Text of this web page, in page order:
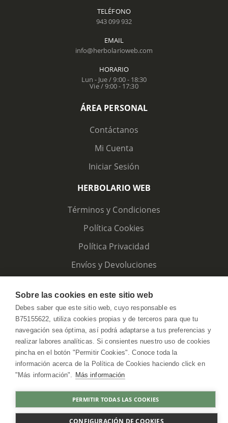
COMPRAR
TELÉFONO
943 099 932
EMAIL
info@herbolarioweb.com
HORARIO
Lun - Jue / 9:00 - 18:30
Vie / 9:00 - 17:30
ÁREA PERSONAL
Contáctanos
Mi Cuenta
Iniciar Sesión
HERBOLARIO WEB
Términos y Condiciones
Política Cookies
Política Privacidad
Envíos y Devoluciones
HerbolarioWeb © 2026. All Rights Reserved
Sobre las cookies en este sitio web
Debes saber que este sitio web, cuyo responsable es
B75155622, utiliza cookies propias y de terceros para que tu
navegación sea óptima, así podrá adaptarse a tus preferencias y
realizar labores analíticas. Si consientes nuestro uso de cookies
pincha en el botón "Permitir Cookies". Conoce toda la
información acerca de la Política de Cookies haciendo click en
"Más información". Más información
PERMITIR TODAS LAS COOKIES
CONFIGURACIÓN DE COOKIES